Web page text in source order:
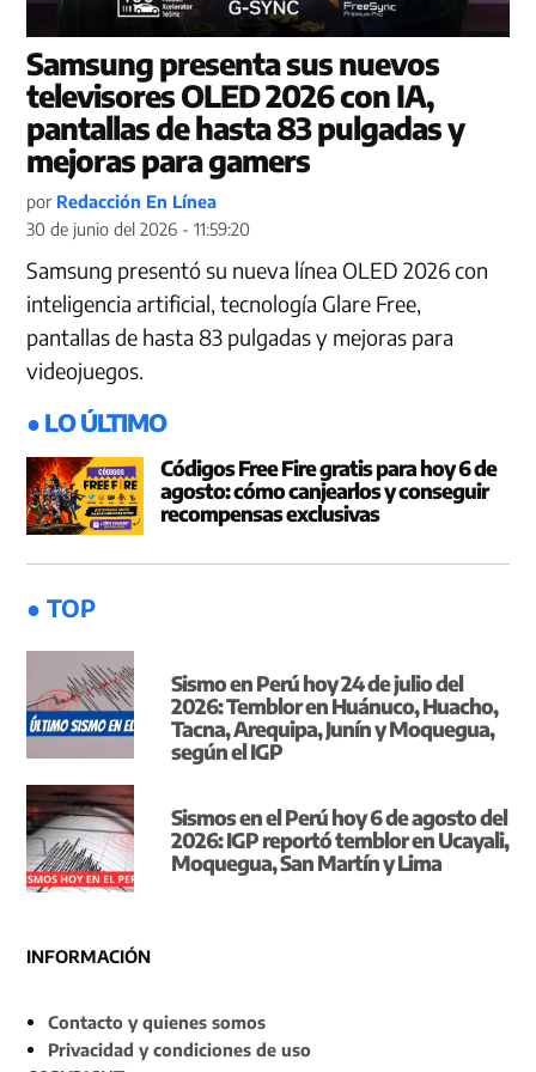
Samsung presenta sus nuevos
televisores OLED 2026 con IA,
pantallas de hasta 83 pulgadas y
mejoras para gamers
por Redacción En Línea
30 de junio del 2026 - 11:59:20
Samsung presentó su nueva línea OLED 2026 con
inteligencia artificial, tecnología Glare Free,
pantallas de hasta 83 pulgadas y mejoras para
videojuegos.
● LO ÚLTIMO
Códigos Free Fire gratis para hoy 6 de
agosto: cómo canjearlos y conseguir
recompensas exclusivas
● TOP
Sismo en Perú hoy 24 de julio del
2026: Temblor en Huánuco, Huacho,
Tacna, Arequipa, Junín y Moquegua,
según el IGP
Sismos en el Perú hoy 6 de agosto del
2026: IGP reportó temblor en Ucayali,
Moquegua, San Martín y Lima
INFORMACIÓN
Contacto y quienes somos
Privacidad y condiciones de uso